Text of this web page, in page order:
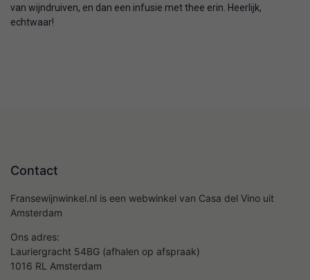
van wijndruiven, en dan een infusie met thee erin. Heerlijk,
echtwaar!
Contact
Fransewijnwinkel.nl is een webwinkel van Casa del Vino uit
Amsterdam
Ons adres:
Lauriergracht 54BG (afhalen op afspraak)
1016 RL Amsterdam